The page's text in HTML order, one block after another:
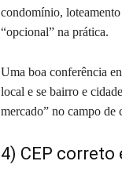
condomínio,
“opcional” na prática.
Uma boa conferência
local e se bairro e
mercado” no campo de
4) CEP